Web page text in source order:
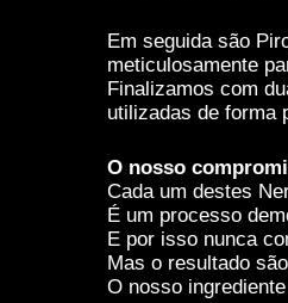
Em seguida são
meticulosamente
Finalizamos com
utilizadas de forma
O nosso
Cada um destes
É um processo
E por isso nunca
Mas o resultado
O nosso
website possa
funcionar da
possível
visita. Se
recusares
estas cookies,
algumas
funcionalidades
desaparecerão